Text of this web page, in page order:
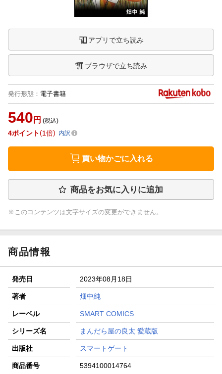
アプリで立ち読み
ブラウザで立ち読み
発行形態 ： 電子書籍
540 円 (税込)
4ポイント 1倍 内訳
買い物かごに入れる
商品をお気に入りに追加
※このコンテンツは文字サイズの変更ができません。
商品情報
発売日 2023年08月18日
著者 畑中純
レーベル SMART COMICS
シリーズ名 まんだら屋の良太 愛蔵版
出版社 スマートゲート
商品番号 5394100014764